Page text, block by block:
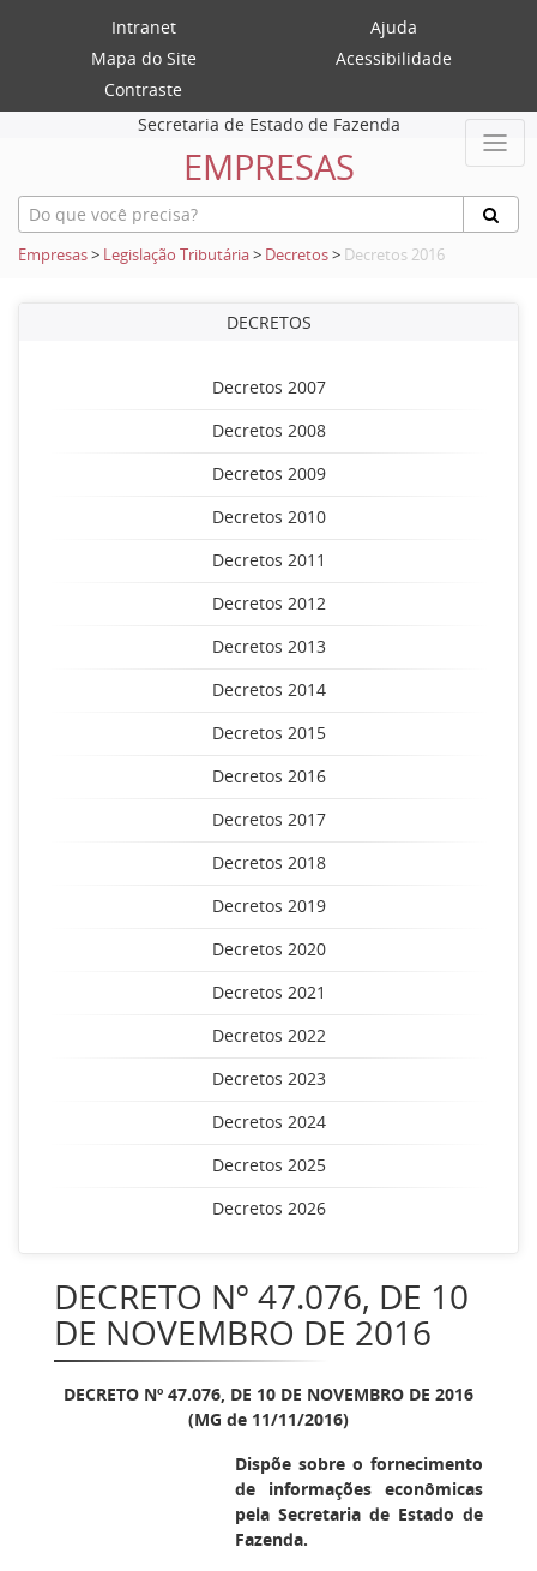
Intranet
Ajuda
Mapa do Site
Acessibilidade
Contraste
Secretaria de Estado de Fazenda
EMPRESAS
Empresas> Legislação Tributária> Decretos> Decretos 2016
DECRETOS
Decretos 2007
Decretos 2008
Decretos 2009
Decretos 2010
Decretos 2011
Decretos 2012
Decretos 2013
Decretos 2014
Decretos 2015
Decretos 2016
Decretos 2017
Decretos 2018
Decretos 2019
Decretos 2020
Decretos 2021
Decretos 2022
Decretos 2023
Decretos 2024
Decretos 2025
Decretos 2026
DECRETO Nº 47.076, DE 10
DE NOVEMBRO DE 2016
DECRETO Nº 47.076, DE 10 DE NOVEMBRO DE 2016
(MG de 11/11/2016)
Dispõe sobre o fornecimento
de informações econômicas
pela Secretaria de Estado de
Fazenda.